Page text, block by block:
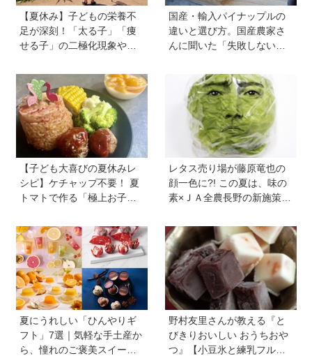
【夏休み】子どもの栄養不
足が深刻！「太る子」「痩
せる子」の二極化現象や、
決のカギは1日3回のたんぱ
く質と、発酵食品＆乾物の
活用《専門家監修》
国産・輸入パイナップルの
違いと選び方。国産農家さ
んに聞いた「失敗しない見
イデア【季節のフルーツカ
ット便りvol.22】
【子ども大喜びの夏休みレ
シピ】ケチャップ不要！ 夏
トマトで作る「極上お子様
「おまけゼリー」を料理
家・川上ミホさんが直伝
レタス売り場が藤原竜也の
顔一色に?! この夏は、味の
素×ＪＡ全農長野の新施策
タス料理の幅が広がる『レ
タス瞬間消滅レシピ』も便
利
夏にうれしい「ひんやりギ
フト」7選｜気軽な手土産か
ら、憧れのご褒美スイーツ
野村友里さんが教える『と
びきりおいしい おうちおや
つ』【小豆氷と練乳フルー